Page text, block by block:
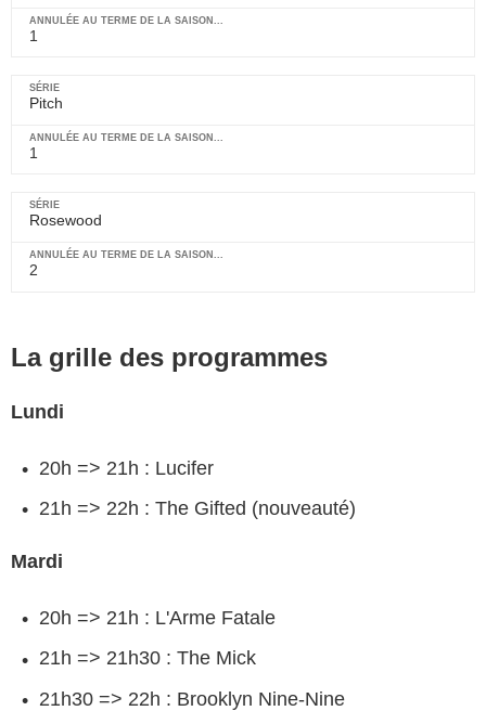
1
Pitch
1
Rosewood
2
La grille des programmes
Lundi
20h => 21h : Lucifer
21h => 22h : The Gifted (nouveauté)
Mardi
20h => 21h : L'Arme Fatale
21h => 21h30 : The Mick
21h30 => 22h : Brooklyn Nine-Nine